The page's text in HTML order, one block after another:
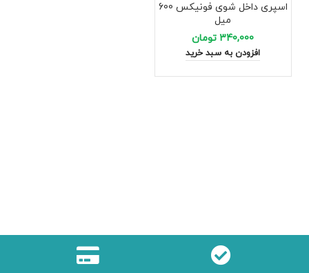
اسپری داخل شوی فونیکس 600
میل
340,000 تومان
افزودن به سبد خرید